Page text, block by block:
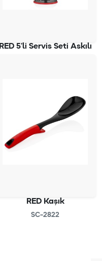
RED 5’li Servis Seti Askılı
RED Kaşık
SC-2822